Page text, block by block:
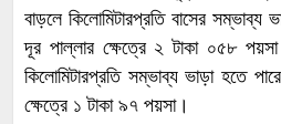
বাড়লে কিলোমিটারপ্রতি বাসের সম্ভাব্য
দূর পাল্লার ক্ষেত্রে ২ টাকা ০৫৮
কিলোমিটারপ্রতি সম্ভাব্য ভাড়া হতে
ক্ষেত্রে ১ টাকা ৯৭ পয়সা।